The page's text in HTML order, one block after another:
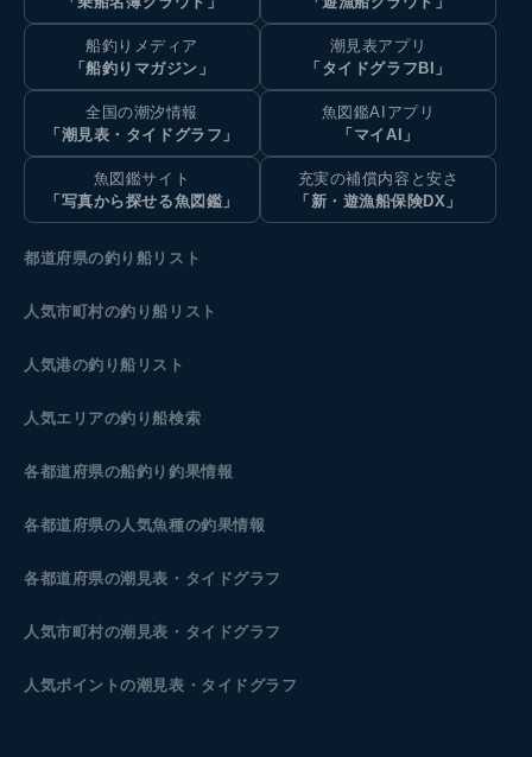
船釣りメディア
「船釣りマガジン」
潮見表アプリ
「タイドグラフBI」
全国の潮汐情報
「潮見表・タイドグラフ」
魚図鑑AIアプリ
「マイAI」
魚図鑑サイト
「写真から探せる魚図鑑」
充実の補償内容と安さ
「新・遊漁船保険DX」
都道府県の釣り船リスト
人気市町村の釣り船リスト
人気港の釣り船リスト
人気エリアの釣り船検索
各都道府県の船釣り釣果情報
各都道府県の人気魚種の釣果情報
各都道府県の潮見表 ・タイドグラフ
人気市町村の潮見表・タイドグラフ
人気ポイントの潮見表・タイドグラフ